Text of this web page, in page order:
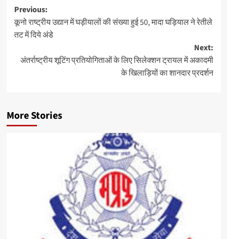
Post
navigation
Previous:
कूनो राष्ट्रीय उद्यान में घड़ीयालों की संख्या हुई 50, मादा घड़ियाल ने रेतीले
तट में दिये अंडे
Next:
अंतर्राष्ट्रीय शूटिंग प्रतियोगिताओं के लिए सिलेक्शन ट्रायल में अकादमी
के खिलाड़ियों का शानदार प्रदर्शन
More Stories